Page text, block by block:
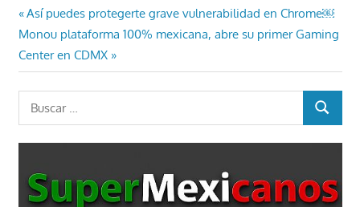
Navegación
de
entradas
Entrada
anterior:
Así puedes protegerte grave vulnerabilidad en Chrome￼
Entrada
siguiente:
Monou plataforma 100% mexicana, abre su primer Gaming
Center en CDMX
BUSCAR